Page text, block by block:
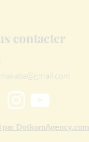
contacter
par DotkomAgency.com